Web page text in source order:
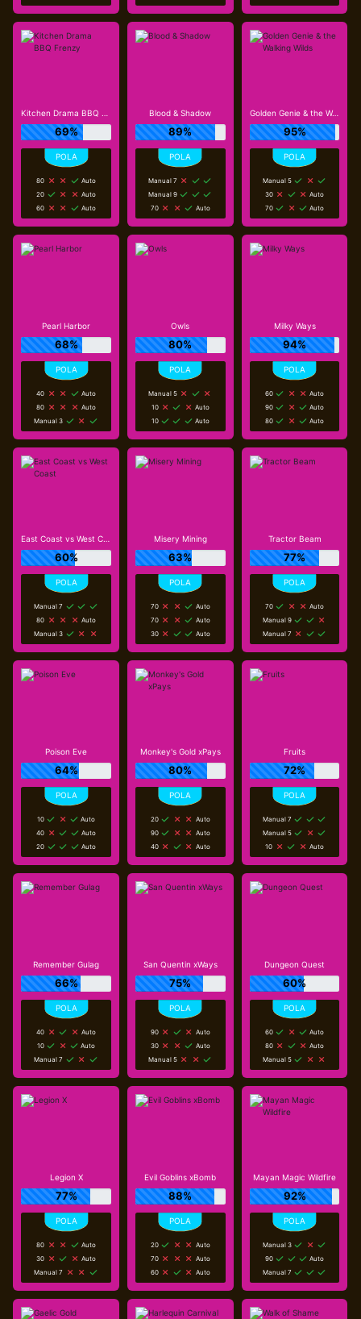
Kitchen Drama BBQ Frenzy
69%
80
Auto
20
Auto
60
Auto
Blood & Shadow
89%
Manual 7
Manual 9
70
Auto
Golden Genie & the Walking Wilds
95%
Manual 5
30
Auto
70
Auto
Pearl Harbor
68%
40
Auto
80
Auto
Manual 3
Owls
80%
Manual 5
10
Auto
10
Auto
Milky Ways
94%
60
Auto
90
Auto
80
Auto
East Coast vs West Coast
60%
Manual 7
80
Auto
Manual 3
Misery Mining
63%
70
Auto
70
Auto
30
Auto
Tractor Beam
77%
70
Auto
Manual 9
Manual 7
Poison Eve
64%
10
Auto
40
Auto
20
Auto
Monkey's Gold xPays
80%
20
Auto
90
Auto
40
Auto
Fruits
72%
Manual 7
Manual 5
10
Auto
Remember Gulag
66%
40
Auto
10
Auto
Manual 7
San Quentin xWays
75%
90
Auto
30
Auto
Manual 5
Dungeon Quest
60%
60
Auto
80
Auto
Manual 5
Legion X
77%
80
Auto
30
Auto
Manual 7
Evil Goblins xBomb
88%
20
Auto
70
Auto
60
Auto
Mayan Magic Wildfire
92%
Manual 3
90
Auto
Manual 7